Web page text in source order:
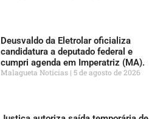
Deusvaldo da Eletrolar oficializa
candidatura a deputado federal e
cumpri agenda em Imperatriz (MA).
Malagueta Notícias 5 de agosto de 2026